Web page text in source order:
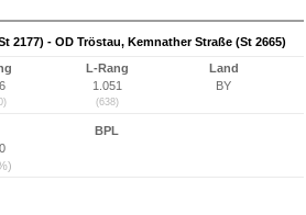
2177) - OD Tröstau, Kemnather Straße (St 2665)
L-Rang
1.051
(638)
Land
BY
BPL